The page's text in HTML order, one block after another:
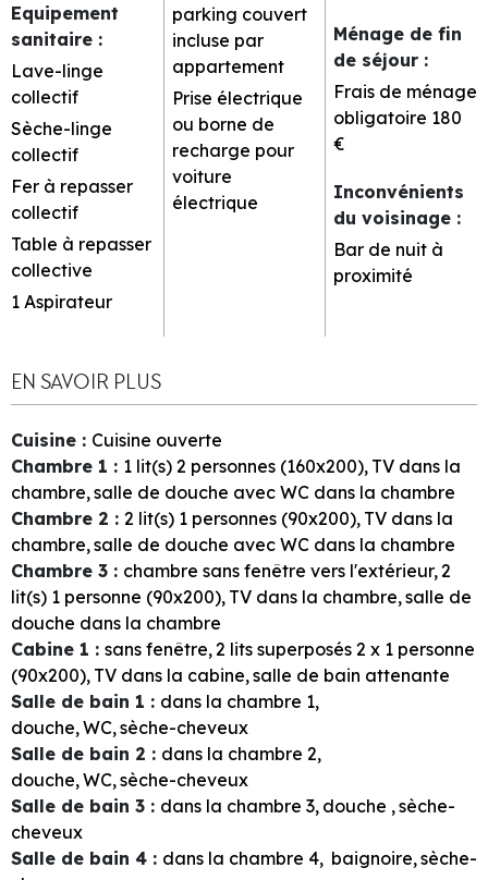
Equipement
sanitaire :
Lave-linge
collectif
Sèche-linge
collectif
Fer à repasser
collectif
Table à repasser
collective
1 Aspirateur
parking couvert
incluse par
appartement
Prise électrique
ou borne de
recharge pour
voiture
électrique
Ménage de fin
de séjour :
Frais de ménage
obligatoire 180
€
Inconvénients
du voisinage :
Bar de nuit à
proximité
EN SAVOIR PLUS
Cuisine : Cuisine ouverte
Chambre 1 : 1 lit(s) 2 personnes (160x200) TV dans la
chambre salle de douche avec WC dans la chambre
Chambre 2 : 2 lit(s) 1 personnes (90x200) TV dans la
chambre salle de douche avec WC dans la chambre
Chambre 3 : chambre sans fenêtre vers l'extérieur 2
lit(s) 1 personne (90x200) TV dans la chambre salle de
douche dans la chambre
Cabine 1 : sans fenêtre 2 lits superposés 2 x 1 personne
(90x200) TV dans la cabine salle de bain attenante
Salle de bain 1 : dans la chambre 1
douche WC sèche-cheveux
Salle de bain 2 : dans la chambre 2
douche WC sèche-cheveux
Salle de bain 3 : dans la chambre 3 douche sèche-
cheveux
Salle de bain 4 : dans la chambre 4 baignoire sèche-